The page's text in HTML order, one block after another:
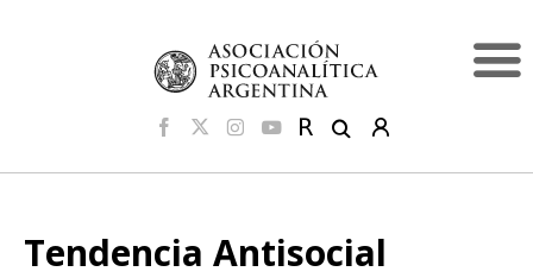
Tendencia Antisocial